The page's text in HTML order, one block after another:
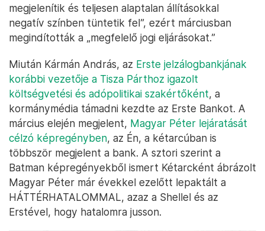
megjelenítik és teljesen alaptalan állításokkal
negatív színben tüntetik fel”, ezért márciusban
megindították a „megfelelő jogi eljárásokat.”
Miután Kármán András, az Erste jelzálogbankjának
korábbi vezetője a Tisza Párthoz igazolt
költségvetési és adópolitikai szakértőként, a
kormánymédia támadni kezdte az Erste Bankot. A
március elején megjelent, Magyar Péter lejáratását
célzó képregényben, az Én, a kétarcúban is
többször megjelent a bank. A sztori szerint a
Batman képregényekből ismert Kétarcként ábrázolt
Magyar Péter már évekkel ezelőtt lepaktált a
HÁTTÉRHATALOMMAL, azaz a Shellel és az
Erstével, hogy hatalomra jusson.